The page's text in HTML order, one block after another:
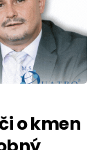
o kmen